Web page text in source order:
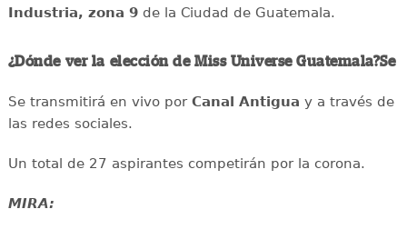
Industria, zona 9de la Ciudad de Guatemala.
¿Dónde ver la elección de Miss Universe Guatemala?Se
Se transmitirá en vivo porCanal Antigua y a través de
las redes sociales.
Un total de 27 aspirantes competirán por la corona.
MIRA: